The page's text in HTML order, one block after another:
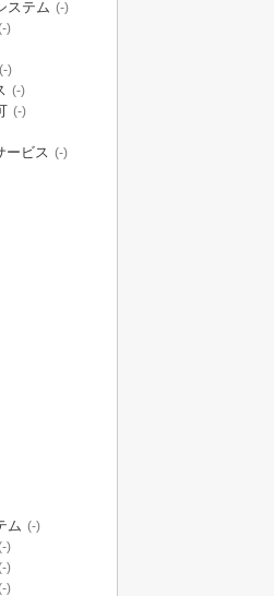
ステム (-)
)
(-)
(-)
(-)
ービス (-)
ム (-)
)
)
)